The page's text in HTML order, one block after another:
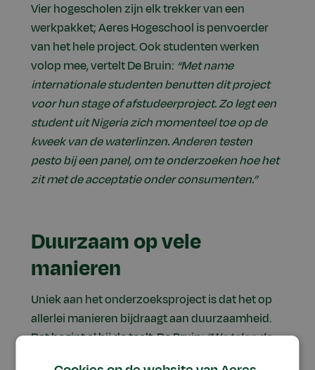
Vier hogescholen zijn elk trekker van een
werkpakket; Aeres Hogeschool is penvoerder
van het hele project. Ook studenten werken
volop mee, vertelt De Bruin: “Met name
internationale studenten benutten dit project
voor hun stage of afstudeerproject. Zo legt een
student uit Nigeria zich momenteel toe op de
kweek van de waterlinzen. Anderen testen
pesto bij een panel, om te onderzoeken hoe het
zit met de acceptatie onder consumenten.”
Duurzaam op vele
manieren
Uniek aan het onderzoeksproject is dat het op
allerlei manieren bijdraagt aan duurzaamheid.
Dat begint al bij de teelt. De Bruin:“We telen de